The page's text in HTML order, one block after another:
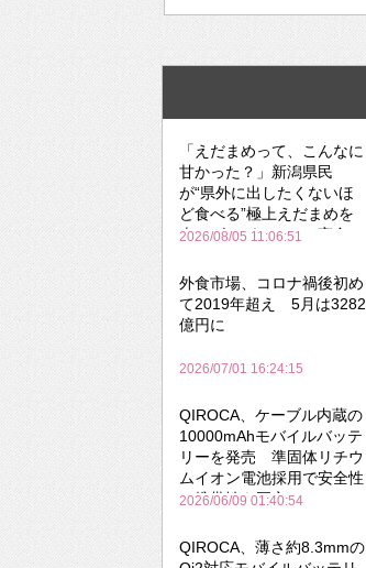
「えだまめって、こんなに
甘かった？」新潟県民
が“県外に出したくないほ
ど食べる”極上えだまめを
森のビアガーデンで実食
2026/08/05 11:06:51
外食市場、コロナ禍後初め
て2019年超え 5月は3282
億円に
2026/07/01 16:24:15
QIROCA、ケーブル内蔵の
10000mAhモバイルバッテ
リーを発売 準固体リチウ
ムイオン電池採用で安全性
と携帯性を両立
2026/06/09 01:40:54
QIROCA、薄さ約8.3mmの